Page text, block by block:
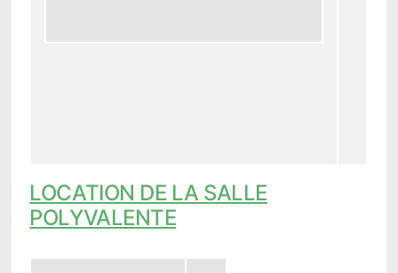
LOCATION DE LA SALLE
POLYVALENTE